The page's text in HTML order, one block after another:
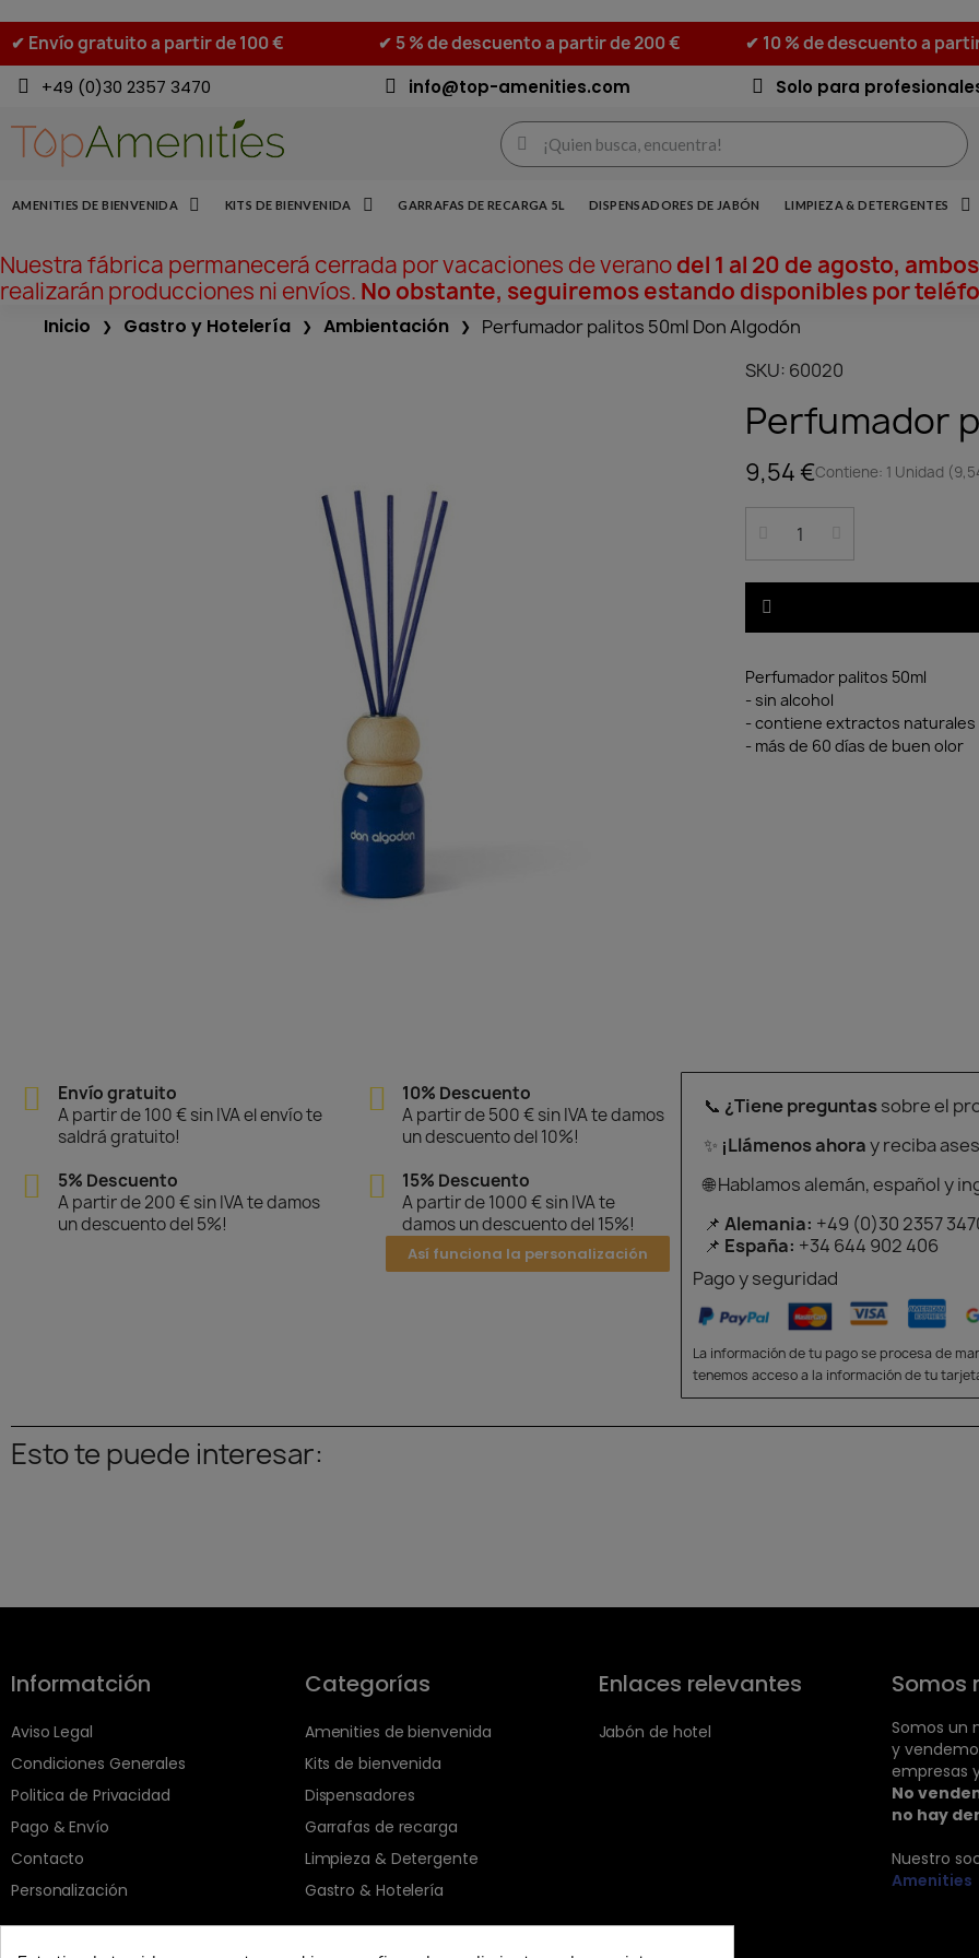
✔ Envío gratuito a partir de 100 € ✔ 5 % de descuento a partir de 200 € ✔ 10 % de descuento a
+49 (0)30 2357 3470
info@top-amenities.com Solo para
AMENITIES DE BIENVENIDA KITS DE BIENVENIDA GARRAFAS DE RECARGA 5L DISPENSADORES DE JABÓN LIMPIEZA & DETERGENTES
Nuestra fábrica permanecerá cerrada por vacaciones de veranodel 1 al 20 de agosto,
realizarán producciones ni envíos. No obstante, seguiremos estando disponibles por
Inicio Gastro y Hotelería Ambientación
Perfumador palitos 50ml Don Algodón
SKU 60020
Perfumador
9,54 €Contiene: 1 Unidad
Perfumador palitos 50ml
- sin alcohol
- contiene extractos naturales
- más de 60 días de buen olor
Envío gratuito
A partir de 100 € sin IVA el envío te
saldrá gratuito!
5% Descuento
A partir de 200 € sin IVA te damos
un descuento del 5%!
10% Descuento
A partir de 500 € sin IVA te damos
un descuento del 10%!
15% Descuento
A partir de 1000 € sin IVA te
damos un descuento del 15%!
Así funciona la personalización
📞 ¿Tiene preguntassobre el
✨ ¡Llámenos ahoray reciba
🌐 Hablamos alemán, español y
📌 Alemania: +49 (0)30 2357
📌 España: +34 644 902 406
Pago y seguridad
La información de tu pago se procesa de
tenemos acceso a la información de tu
Esto te puede interesar:
Informatción
Aviso Legal
Condiciones Generales
Politica de Privacidad
Pago & Envío
Contacto
Personalización
Categorías
Amenities de bienvenida
Kits de bienvenida
Dispensadores
Garrafas de recarga
Limpieza & Detergente
Gastro & Hotelería
Enlaces relevantes
Jabón de hotel
Somos
Somos un
y
empresas
No
no hay
Nuestro
Amenities